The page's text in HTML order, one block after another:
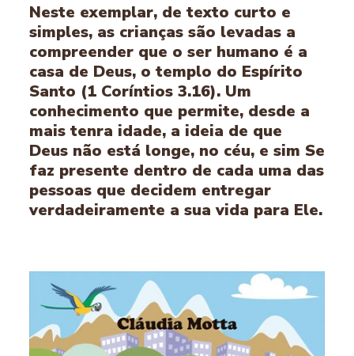
Neste exemplar, de texto curto e
simples, as crianças são levadas a
compreender que o ser humano é a
casa de Deus, o templo do Espírito
Santo (1 Coríntios 3.16). Um
conhecimento que permite, desde a
mais tenra idade, a ideia de que
Deus não está longe, no céu, e sim Se
faz presente dentro de cada uma das
pessoas que decidem entregar
verdadeiramente a sua vida para Ele.